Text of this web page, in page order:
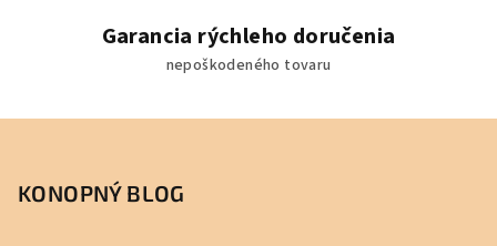
u
Garancia rýchleho doručenia
nepoškodeného tovaru
KONOPNÝ BLOG